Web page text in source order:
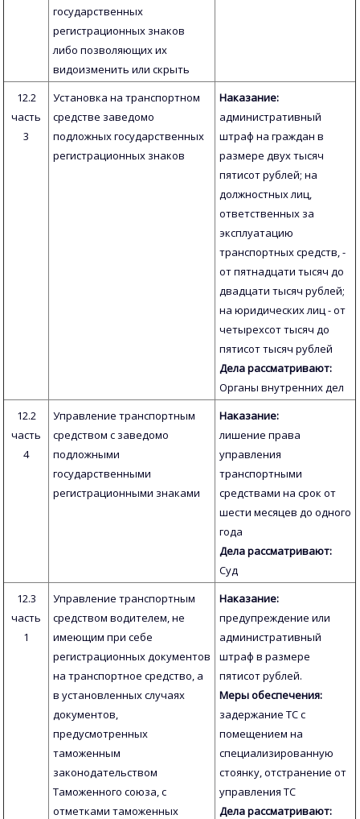
государственных
регистрационных знаков
либо позволяющих их
видоизменить или скрыть
12.2
часть
3
Установка на транспортном
средстве заведомо
подложных государственных
регистрационных знаков
Наказание:
административный
штраф на граждан в
размере двух тысяч
пятисот рублей; на
должностных лиц,
ответственных за
эксплуатацию
транспортных средств, -
от пятнадцати тысяч до
двадцати тысяч рублей;
на юридических лиц - от
четырехсот тысяч до
пятисот тысяч рублей
Дела рассматривают:
Органы внутренних дел
12.2
часть
4
Управление транспортным
средством с заведомо
подложными
государственными
регистрационными знаками
Наказание:
лишение права
управления
транспортными
средствами на срок от
шести месяцев до одного
года
Дела рассматривают:
Суд
12.3
часть
1
Управление транспортным
средством водителем, не
имеющим при себе
регистрационных документов
на транспортное средство, а
в установленных случаях
документов,
предусмотренных
таможенным
законодательством
Таможенного союза, с
отметками таможенных
Наказание:
предупреждение или
административный
штраф в размере
пятисот рублей.
Меры обеспечения:
задержание ТС с
помещением на
специализированную
стоянку, отстранение от
управления ТС
Дела рассматривают: